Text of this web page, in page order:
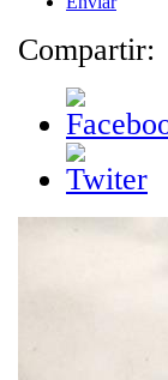
Compartir: